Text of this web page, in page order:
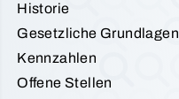
Historie
Gesetzliche Grundlagen
Kennzahlen
Offene Stellen